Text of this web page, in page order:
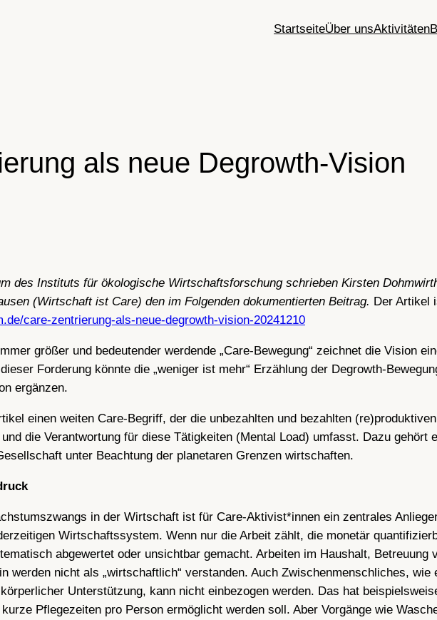
StartseiteÜber unsAktivitäten
als neue Degrowth-Vision
des Instituts für ökologische Wirtschaftsforschung schrieben Kirsten
(Wirtschaft ist Care) den im Folgenden dokumentierten Beitrag. Der Artikel
care-zentrierung-als-neue-degrowth-vision-20241210
größer und bedeutender werdende „Care-Bewegung“ zeichnet die Vision
Forderung könnte die „weniger ist mehr“ Erzählung der Degrowth-
ergänzen.
einen weiten Care-Begriff, der die unbezahlten und bezahlten
die Verantwortung für diese Tätigkeiten (Mental Load) umfasst. Dazu gehört
unter Beachtung der planetaren Grenzen wirtschaften.
in der Wirtschaft ist für Care-Aktivist*innen ein zentrales
Wirtschaftssystem. Wenn nur die Arbeit zählt, die monetär
abgewertet oder unsichtbar gemacht. Arbeiten im Haushalt, Betreuung
werden nicht als „wirtschaftlich“ verstanden. Auch Zwischenmenschliches,
Unterstützung, kann nicht einbezogen werden. Das hat
Pflegezeiten pro Person ermöglicht werden soll. Aber Vorgänge wie